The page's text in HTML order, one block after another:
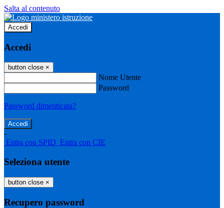
Salta al contenuto
Accedi
Accedi
button close ×
Nome Utente
Password
Password dimenticata?
-
Entra con SPID Entra con CIE
Seleziona utente
button close ×
Recupero password